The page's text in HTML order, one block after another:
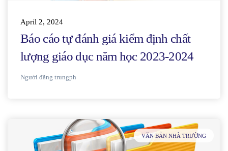
April 2, 2024
Báo cáo tự đánh giá kiểm định chất
lượng giáo dục năm học 2023-2024
Người đăng trungph
VĂN BẢN NHÀ TRƯỜNG